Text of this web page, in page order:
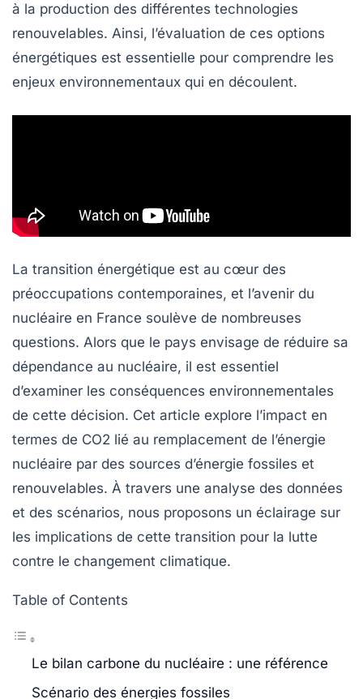
à la production des différentes technologies
renouvelables. Ainsi, l’évaluation de ces options
énergétiques est essentielle pour comprendre les
enjeux environnementaux qui en découlent.
La transition énergétique est au cœur des
préoccupations contemporaines, et l’avenir du
nucléaire en France soulève de nombreuses
questions. Alors que le pays envisage de réduire sa
dépendance au nucléaire, il est essentiel
d’examiner les conséquences environnementales
de cette décision. Cet article explore l’impact en
termes de CO2 lié au remplacement de l’énergie
nucléaire par des sources d’énergie fossiles et
renouvelables. À travers une analyse des données
et des scénarios, nous proposons un éclairage sur
les implications de cette transition pour la lutte
contre le changement climatique.
Table of Contents
Le bilan carbone du nucléaire : une référence
Scénario des énergies fossiles